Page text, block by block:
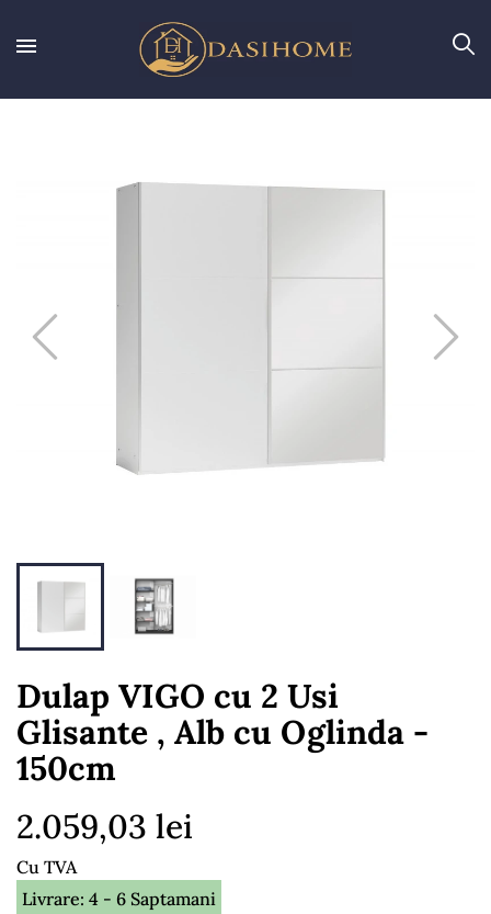
Dulap VIGO cu 2 Usi
Glisante , Alb cu Oglinda -
150cm
2.059,03 lei
Cu TVA
Livrare: 4 - 6 Saptamani